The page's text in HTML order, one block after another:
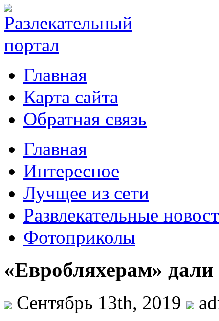
Главная
Карта сайта
Обратная связь
Главная
Интересное
Лучщее из сети
Развлекательные
Фотоприколы
«Евробляхерам»
Сентябрь 13th, 2019